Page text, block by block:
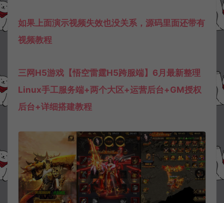
如果上面演示视频失效也没关系，源码里面还带有
视频教程
三网H5游戏【悟空雷霆H5跨服端】6月最新整理
Linux手工服务端+两个大区+运营后台+GM授权
后台+详细搭建教程